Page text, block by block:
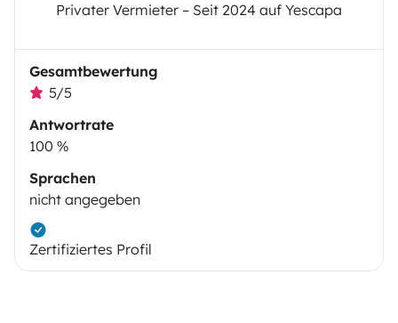
Privater Vermieter – Seit 2024 auf Yescapa
Gesamtbewertung
5/5
Antwortrate
100 %
Sprachen
nicht angegeben
Zertifiziertes Profil